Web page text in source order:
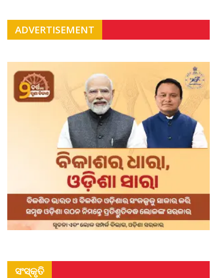
ADVERTISEMENT
ସଂସ୍କୃତି